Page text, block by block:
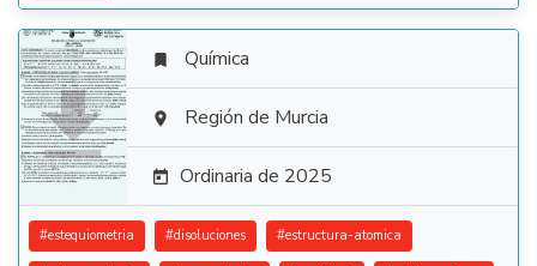

 Química
 Región de Murcia
 Ordinaria de 2025
#estequiometria #disoluciones #estructura-atomica